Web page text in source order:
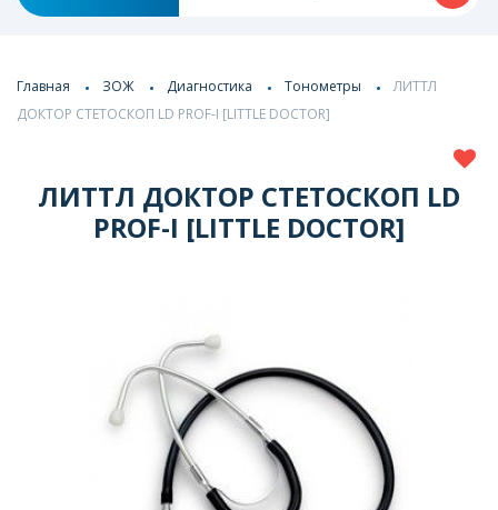
Главная ЗОЖ Диагностика Тонометры
ЛИТТЛ
ДОКТОР СТЕТОСКОП LD PROF-I [LITTLE DOCTOR]
ЛИТТЛ ДОКТОР СТЕТОСКОП LD
PROF-I [LITTLE DOCTOR]